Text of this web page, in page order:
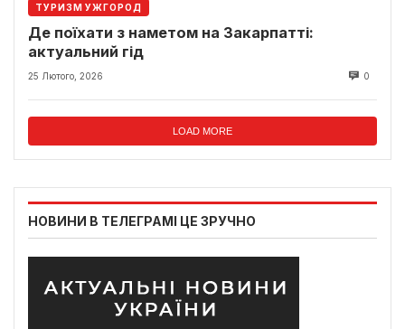
ТУРИЗМ УЖГОРОД
Де поїхати з наметом на Закарпатті:
актуальний гід
25 Лютого, 2026 0
LOAD MORE
НОВИНИ В ТЕЛЕГРАМІ ЦЕ ЗРУЧНО